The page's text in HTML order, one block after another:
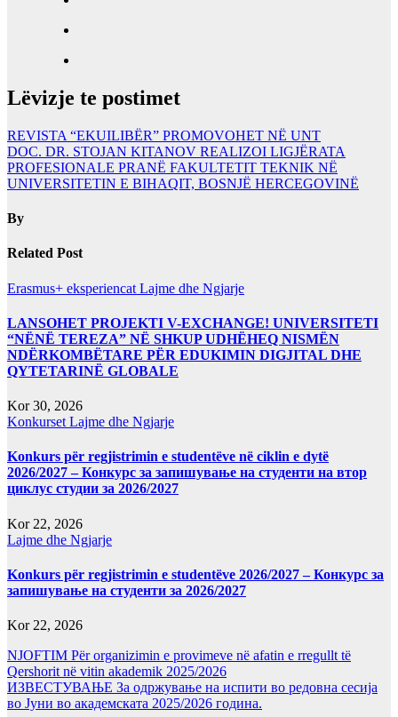
Lëvizje te postimet
REVISTA “EKUILIBËR” PROMOVOHET NË UNT
DOC. DR. STOJAN KITANOV REALIZOI LIGJËRATA
PROFESIONALE PRANË FAKULTETIT TEKNIK NË
UNIVERSITETIN E BIHAQIT, BOSNJË HERCEGOVINË
By
Related Post
Erasmus+ eksperiencat Lajme dhe Ngjarje
LANSOHET PROJEKTI V-EXCHANGE! UNIVERSITETI
“NËNË TEREZA” NË SHKUP UDHËHEQ NISMËN
NDËRKOMBËTARE PËR EDUKIMIN DIGJITAL DHE
QYTETARINË GLOBALE
Kor 30, 2026
Konkurset Lajme dhe Ngjarje
Konkurs për regjistrimin e studentëve në ciklin e dytë
2026/2027 – Конкурс за запишување на студенти на втор
циклус студии за 2026/2027
Kor 22, 2026
Lajme dhe Ngjarje
Konkurs për regjistrimin e studentëve 2026/2027 – Конкурс за
запишување на студенти за 2026/2027
Kor 22, 2026
NJOFTIM Për organizimin e provimeve në afatin e rregullt të
Qershorit në vitin akademik 2025/2026
ИЗВЕСТУВАЊЕ За одржување на испити во редовна сесија
во Јуни во академската 2025/2026 година.